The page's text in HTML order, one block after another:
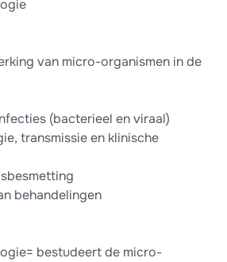
van micro-organismen in de
(bacterieel en viraal)
transmissie en klinische
behandelingen
bestudeert de micro-